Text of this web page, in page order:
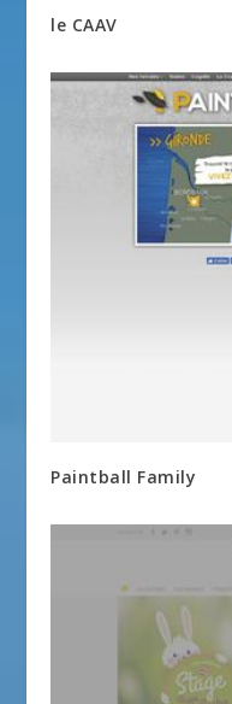
le CAAV
Paintball Family